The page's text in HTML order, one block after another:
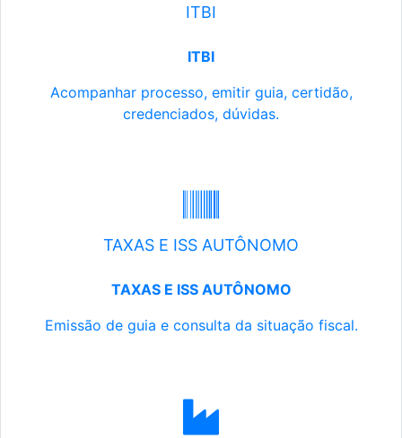
ITBI
ITBI
Acompanhar processo, emitir guia, certidão,
credenciados, dúvidas.
TAXAS E ISS AUTÔNOMO
TAXAS E ISS AUTÔNOMO
Emissão de guia e consulta da situação fiscal.